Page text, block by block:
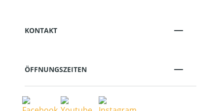
KONTAKT
ÖFFNUNGSZEITEN